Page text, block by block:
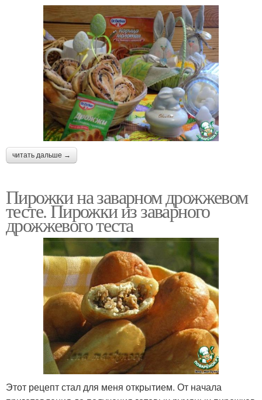
читать дальше →
Пирожки на заварном дрожжевом
тесте. Пирожки из заварного
дрожжевого теста
Этот рецепт стал для меня открытием. От начала